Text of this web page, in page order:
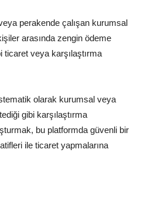
perakende çalışan kurumsal
arasında zengin ödeme
ticaret veya karşılaştırma
olarak kurumsal veya
gibi karşılaştırma
bu platformda güvenli bir
ile ticaret yapmalarına